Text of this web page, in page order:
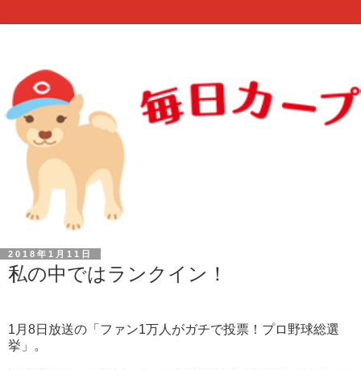
2018年1月11日
私の中ではランクイン！
1月8日放送の「ファン1万人がガチで投票！プロ野球総選
挙」。